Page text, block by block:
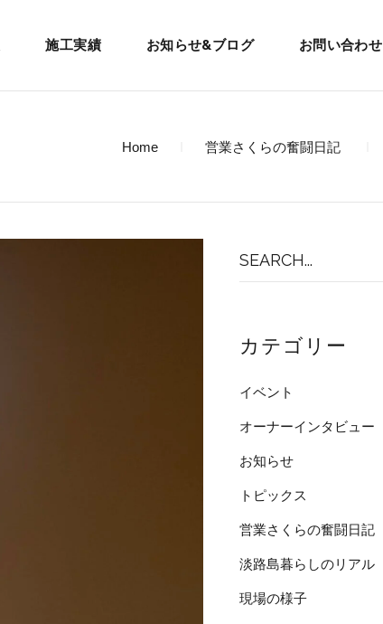
施工実績 お知らせ&ブログ お問い合わせ
Home 営業さくらの奮闘日記
カテゴリー
イベント
オーナーインタビュー
お知らせ
トピックス
営業さくらの奮闘日記
淡路島暮らしのリアル
現場の様子